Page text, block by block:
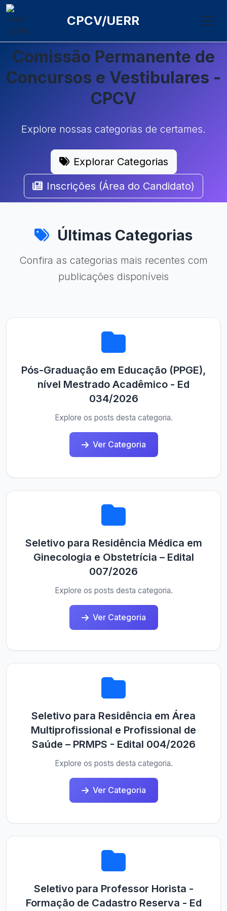
CPCV/UERR
Comissão Permanente de
Concursos e Vestibulares -
CPCV
Explore nossas categorias de certames.
Explorar Categorias
Inscrições (Área do Candidato)
Últimas Categorias
Confira as categorias mais recentes com
publicações disponíveis
Pós-Graduação em Educação (PPGE),
nível Mestrado Acadêmico - Ed
034/2026
Explore os posts desta categoria.
Ver Categoria
Seletivo para Residência Médica em
Ginecologia e Obstetrícia – Edital
007/2026
Explore os posts desta categoria.
Ver Categoria
Seletivo para Residência em Área
Multiprofissional e Profissional de
Saúde – PRMPS - Edital 004/2026
Explore os posts desta categoria.
Ver Categoria
Seletivo para Professor Horista -
Formação de Cadastro Reserva - Ed